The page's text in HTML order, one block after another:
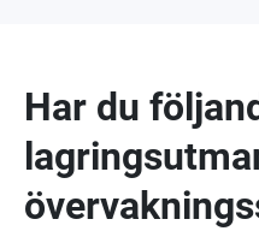
Har du